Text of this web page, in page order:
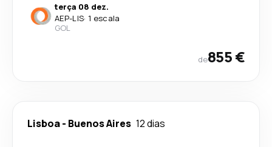
terça 08 dez.
AEP-LIS· 1 escala
GOL
de855 €
Lisboa- Buenos Aires 12 dias